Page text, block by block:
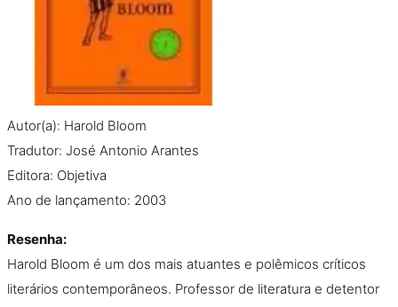
Na família
Conteúdos
Colecionáveis
Cursos On line
E-Books
Autor(a): Harold Bloom
Tradutor: José Antonio Arantes
Editora: Objetiva
Ano de lançamento: 2003
Resenha:
Harold Bloom é um dos mais atuantes e polêmicos críticos
literários contemporâneos. Professor de literatura e detentor